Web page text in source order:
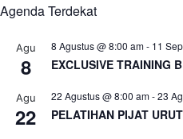
Agenda Terdekat
Agu
8
8 Agustus @ 8:00 am- 11
EXCLUSIVE TRAINING
Agu
22
22 Agustus @ 8:00 am-23
PELATIHAN PIJAT